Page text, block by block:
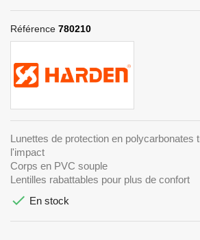
Référence 780210
Lunettes de protection en polycarbonates
l'impact
Corps en PVC souple
Lentilles rabattables pour plus de confort
 En stock